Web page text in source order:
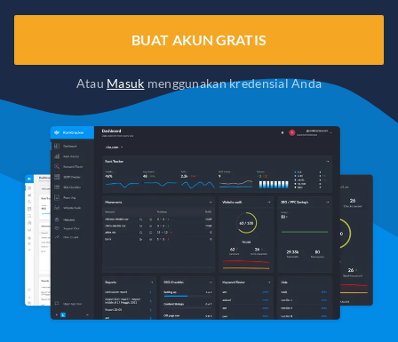
BUAT AKUN GRATIS
Atau Masuk menggunakan kredensial Anda